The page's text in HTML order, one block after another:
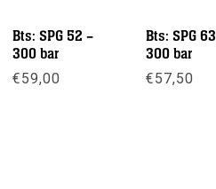
Bts: SPG 52 –
300 bar
€59,00
Bts: SPG 63
300 bar
€57,50